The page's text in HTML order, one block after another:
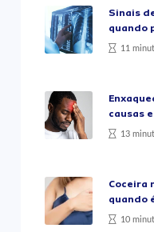
Sinais
quando
11
causas
13
Coceira
quando
10